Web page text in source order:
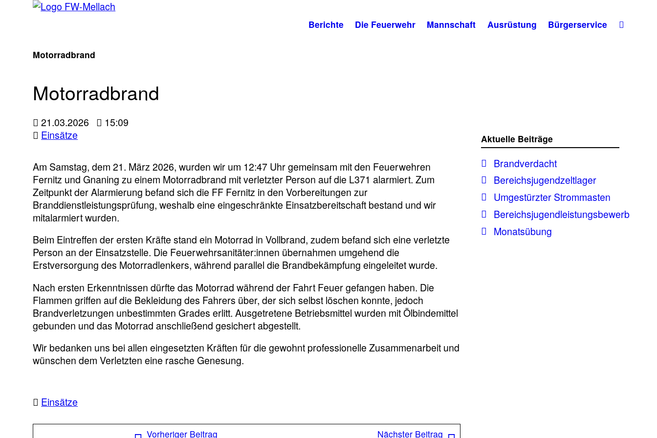
Berichte Die Feuerwehr Mannschaft Ausrüstung Bürgerservice
Motorradbrand
Motorradbrand
21.03.2026
15:09
Einsätze
Am Samstag, dem 21. März 2026, wurden wir um 12:47 Uhr gemeinsam mit den Feuerwehren
Fernitz und Gnaning zu einem Motorradbrand mit verletzter Person auf die L371 alarmiert. Zum
Zeitpunkt der Alarmierung befand sich die FF Fernitz in den Vorbereitungen zur
Branddienstleistungsprüfung, weshalb eine eingeschränkte Einsatzbereitschaft bestand und wir
mitalarmiert wurden.
Beim Eintreffen der ersten Kräfte stand ein Motorrad in Vollbrand, zudem befand sich eine verletzte
Person an der Einsatzstelle. Die Feuerwehrsanitäter:innen übernahmen umgehend die
Erstversorgung des Motorradlenkers, während parallel die Brandbekämpfung eingeleitet wurde.
Nach ersten Erkenntnissen dürfte das Motorrad während der Fahrt Feuer gefangen haben. Die
Flammen griffen auf die Bekleidung des Fahrers über, der sich selbst löschen konnte, jedoch
Brandverletzungen unbestimmten Grades erlitt. Ausgetretene Betriebsmittel wurden mit Ölbindemittel
gebunden und das Motorrad anschließend gesichert abgestellt.
Wir bedanken uns bei allen eingesetzten Kräften für die gewohnt professionelle Zusammenarbeit und
wünschen dem Verletzten eine rasche Genesung.
Einsätze
Vorheriger Beitrag Nächster Beitrag Nächster
Aktuelle Beiträge
Brandverdacht
Bereichsjugendzeltlager
Umgestürzter Strommasten
Bereichsjugendleistungsbewerb
Monatsübung